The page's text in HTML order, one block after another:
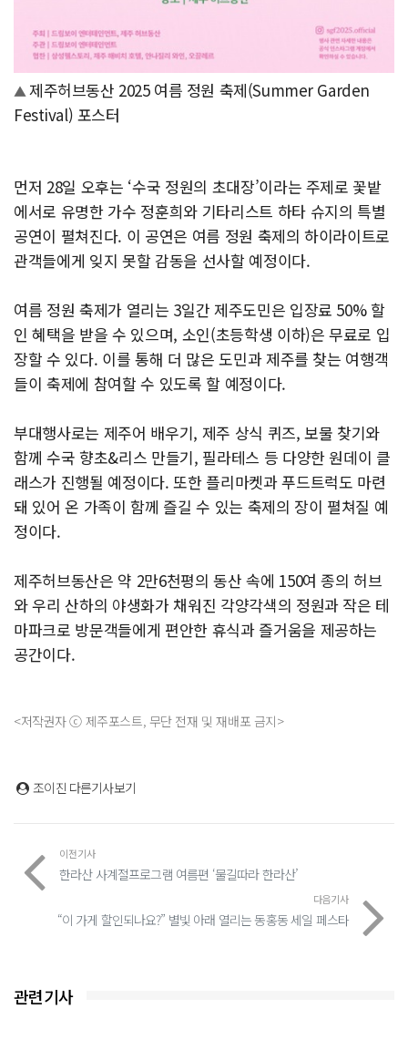
▲제주허브동산 2025 여름 정원 축제(Summer Garden
Festival) 포스터
먼저 28일 오후는 ‘수국 정원의 초대장’이라는 주제로 꽃밭
에서로 유명한 가수 정훈희와 기타리스트 하타 슈지의 특별
공연이 펼쳐진다. 이 공연은 여름 정원 축제의 하이라이트로
관객들에게 잊지 못할 감동을 선사할 예정이다.
여름 정원 축제가 열리는 3일간 제주도민은 입장료 50% 할
인 혜택을 받을 수 있으며, 소인(초등학생 이하)은 무료로 입
장할 수 있다. 이를 통해 더 많은 도민과 제주를 찾는 여행객
들이 축제에 참여할 수 있도록 할 예정이다.
부대행사로는 제주어 배우기, 제주 상식 퀴즈, 보물 찾기와
함께 수국 향초&리스 만들기, 필라테스 등 다양한 원데이 클
래스가 진행될 예정이다. 또한 플리마켓과 푸드트럭도 마련
돼 있어 온 가족이 함께 즐길 수 있는 축제의 장이 펼쳐질 예
정이다.
제주허브동산은 약 2만6천평의 동산 속에 150여 종의 허브
와 우리 산하의 야생화가 채워진 각양각색의 정원과 작은 테
마파크로 방문객들에게 편안한 휴식과 즐거움을 제공하는
공간이다.
<저작권자 ⓒ 제주포스트, 무단 전재 및 재배포 금지>
조이진 다른기사보기
이전기사
한라산 사계절프로그램 여름편 ‘물길따라 한라산’
다음기사
“이 가게 할인되나요?” 별빛 아래 열리는 동홍동 세일 페스타
관련기사